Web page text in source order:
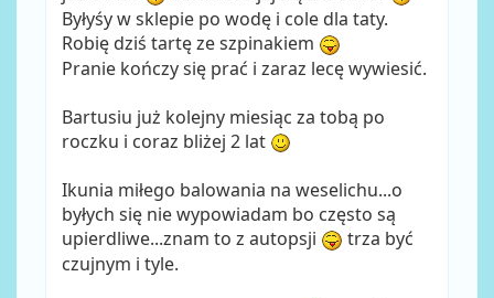
Byłyśy w sklepie po wodę i cole dla taty.
Robię dziś tartę ze szpinakiem
Pranie kończy się prać i zaraz lecę wywiesić.
Bartusiu już kolejny miesiąc za tobą po
roczku i coraz bliżej 2 lat
Ikunia miłego balowania na weselichu...o
byłych się nie wypowiadam bo często są
upierdliwe...znam to z autopsji
trza być
czujnym i tyle.